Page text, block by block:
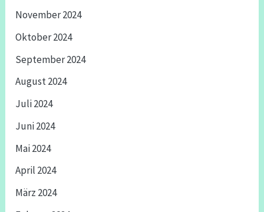
November 2024
Oktober 2024
September 2024
August 2024
Juli 2024
Juni 2024
Mai 2024
April 2024
März 2024